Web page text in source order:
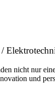
nicht nur
und